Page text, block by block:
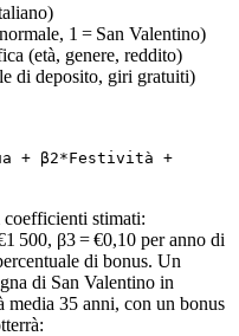
1 = San Valentino)
(età, genere, reddito)
di deposito, giri gratuiti)
+ β2*Festività +
coefficienti stimati:
500, β3 = €0,10 per anno di
di bonus. Un
di San Valentino in
35 anni, con un bonus